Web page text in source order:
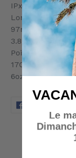
IPx5
Longueur:
97mm
3.8"
Poids:
170g
6oz
Le